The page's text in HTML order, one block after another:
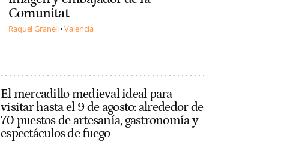
Comunitat
Raquel Granell Valencia
El mercadillo medieval ideal para
visitar hasta el 9 de agosto: alrededor de
70 puestos de artesanía, gastronomía y
espectáculos de fuego